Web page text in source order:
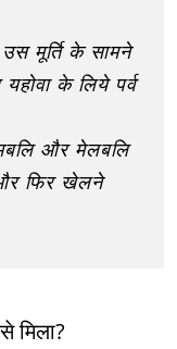
मूर्ति के सामने
के लिये पर्व
और मेलबलि
फिर खेलने
मिला?